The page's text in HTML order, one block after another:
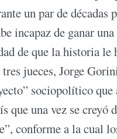
un par de
incapaz de ganar
de que la historia le
jueces, Jorge
sociopolítico
que una vez se
conforme a la cual